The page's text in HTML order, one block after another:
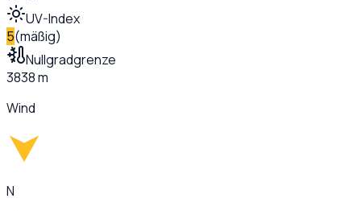
UV-Index
5(mäßig)
Nullgradgrenze
3838 m
Wind
N